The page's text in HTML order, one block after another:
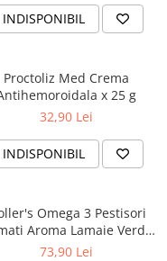
INDISPONIBIL
Proctoliz Med Crema
x 25 g
32,90 Lei
INDISPONIBIL
Omega 3 Pestisori
Aroma Lamaie Verde
si Capsuni x 36 jeleuri
73,90 Lei